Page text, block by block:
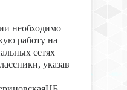
необходимо
работу на
сетях
указав